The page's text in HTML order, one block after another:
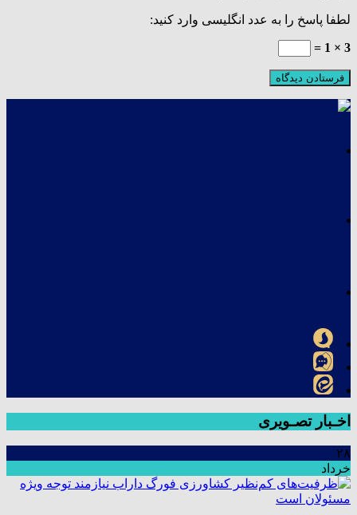
لطفا پاسخ را به عدد انگلیسی وارد کنید:
3 × 1 =
اخـبار تصـویری
۲۸
خرداد